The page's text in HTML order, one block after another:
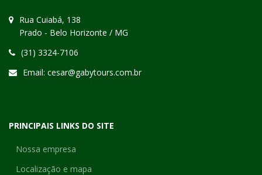
Rua Cuiabá, 138
Prado - Belo Horizonte / MG
(31) 3324-7106
Email: cesar@gabytours.com.br
PRINCIPAIS LINKS DO SITE
Nossa empresa
Localização e mapa